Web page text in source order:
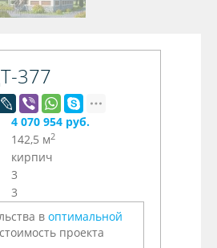
377
4 070 954 руб.
142,5 м2
кирпич
3
3
в оптимальной
проекта